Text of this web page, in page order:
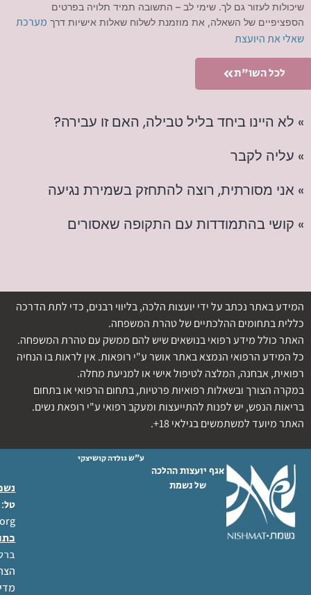
שיכולות לעזור גם לך. שימי לב – התשובה תמיד תלויה בפרטים
הספציפיים של השאלה, את מוזמנת לשלוח שאלות אישיות דרך מערכת
שאלי את היועצת
לכל השו"ת
» לא היינו ביחד בליל טבילה, האם זו עבירה?
» עליה לקבר
» אני מסורתית, רוצה להתחזק בשמירת נגיעה
» קושי בהתמודדות עם התקופה שאסורים
המידע באתר נכתב על ידי יועצות הלכה, בליווי רבנים, כדי לתת הדרכה
כללית בתחומים ההלכתיים של טהרת המשפחה.
האתר כולל מידע רפואי בנושאים שיש להם ממשק עם טהרת המשפחה.
כל המידע הרפואי הנמצא באתר אושר ע"י רופאות. אין לראות בו הנחיה
רפואית, אבחנה, המלצה לטיפול אישי או למניעת מחלה.
במקרה הצורך ובשאלות רפואיות פרטיות, בתחום הרפואי או בתחום
בריאות הנפש, יש לפנות להתייעצות ומעקב רפואי ע"י רופאת נשים.
האתר מיועד למשתמשים בגילאי 18+.
אגף יועצות ההלכה
של נשמת
ע"ש גולדה קושיצקי
טל: 02-6404333
ברל